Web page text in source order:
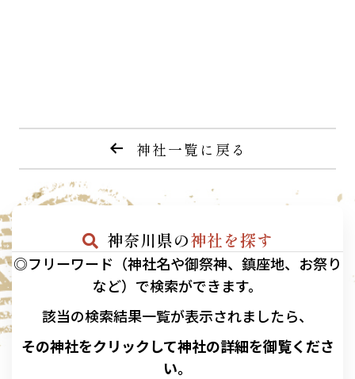
神社一覧に戻る
神奈川県の神社を探す
◎フリーワード（神社名や御祭神、鎮座地、お祭り
など）で検索ができます。
該当の検索結果一覧が表示されましたら、
その神社をクリックして神社の詳細を御覧くださ
い。